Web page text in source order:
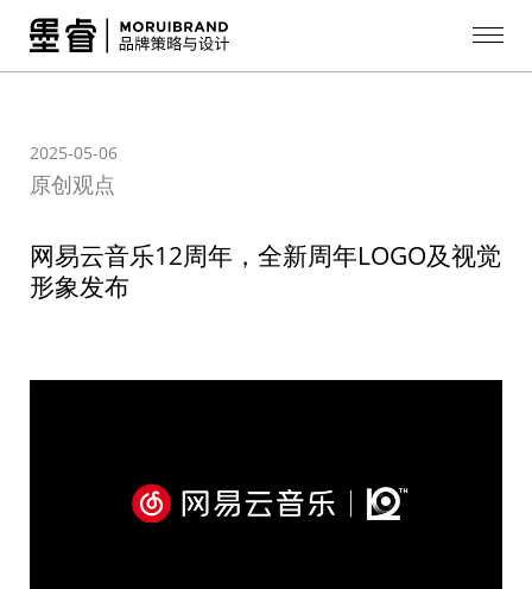
观点
2025-05-06
原创观点
网易云音乐12周年，全新周年LOGO及视觉
形象发布